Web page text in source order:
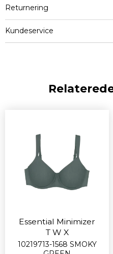
Returnering
Kundeservice
Essential Minimizer
T W X
10219713-1568 SMOKY